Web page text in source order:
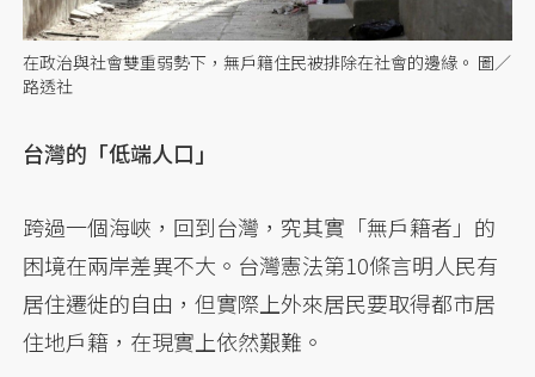
在政治與社會雙重弱勢下，無戶籍住民被排除在社會的邊緣。 圖／
路透社
台灣的「低端人口」
跨過一個海峽，回到台灣，究其實「無戶籍者」的
困境在兩岸差異不大。台灣憲法第10條言明人民有
居住遷徙的自由，但實際上外來居民要取得都市居
住地戶籍，在現實上依然艱難。